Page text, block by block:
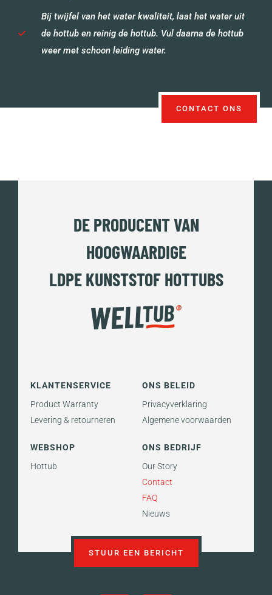
Bij twijfel van het water kwaliteit, laat het water uit
de hottub en reinig de hottub. Vul daarna de hottub
weer met schoon leiding water.
CONTACT ONS
DE PRODUCENT VAN
HOOGWAARDIGE
LDPE KUNSTSTOF HOTTUBS
KLANTENSERVICE
Product Warranty
Levering & retourneren
ONS BELEID
Privacyverklaring
Algemene voorwaarden
WEBSHOP
Hottub
ONS BEDRIJF
Our Story
Contact
FAQ
Nieuws
STUUR EEN BERICHT